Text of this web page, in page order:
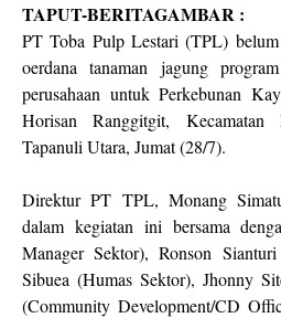
TAPUT-BERITAGAMBAR :
PT Toba Pulp Lestari (TPL)
oerdana tanaman jagung
perusahaan untuk Perkebunan
Horisan Ranggitgit, Kecamatan
Tapanuli Utara, Jumat (28/7).
Direktur PT TPL, Monang
dalam kegiatan ini bersama
Manager Sektor), Ronson
Sibuea (Humas Sektor), Jhonny
(Community Development/CD